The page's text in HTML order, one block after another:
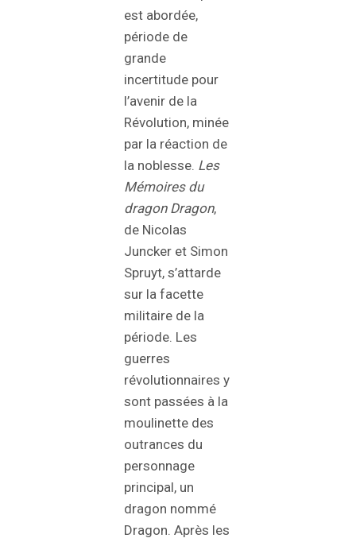
est abordée,
période de
grande
incertitude pour
l’avenir de la
Révolution, minée
par la réaction de
la noblesse. Les
Mémoires du
dragon Dragon,
de Nicolas
Juncker et Simon
Spruyt, s’attarde
sur la facette
militaire de la
période. Les
guerres
révolutionnaires y
sont passées à la
moulinette des
outrances du
personnage
principal, un
dragon nommé
Dragon. Après les